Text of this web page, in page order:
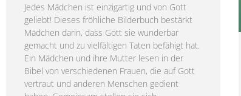
Jedes Mädchen ist einzigartig und von Gott
geliebt! Dieses fröhliche Bilderbuch bestärkt
Mädchen darin, dass Gott sie wunderbar
gemacht und zu vielfältigen Taten befähigt hat.
Ein Mädchen und ihre Mutter lesen in der
Bibel von verschiedenen Frauen, die auf Gott
vertraut und anderen Menschen gedient